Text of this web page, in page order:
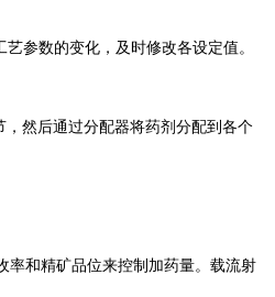
参数的变化，及时修改各设定值。
然后通过分配器将药剂分配到各个
率和精矿品位来控制加药量。载流射